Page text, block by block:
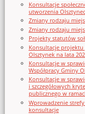
Konsultacje
utworzenia
Zmiany rodzaju
Zmiany rodzaju
Projekty statutów
Konsultacje
Olsztynek na lata
Konsultacje w
Współpracy Gminy
Konsultacje w
i szczegółowych
publicznego w
Wprowadzenie
konsultacje